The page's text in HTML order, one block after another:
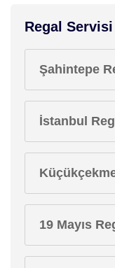
Regal Servisi
Şahintepe
İstanbul
19 Mayıs